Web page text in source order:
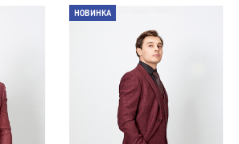
НОВИНКА